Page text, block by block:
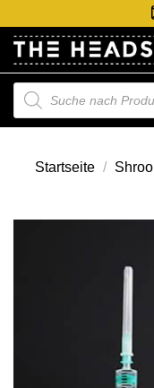
Inhalt
springen
Suche
nach
Produkten
Startseite /